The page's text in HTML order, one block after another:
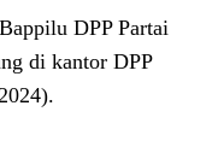
DPP Partai
di kantor DPP